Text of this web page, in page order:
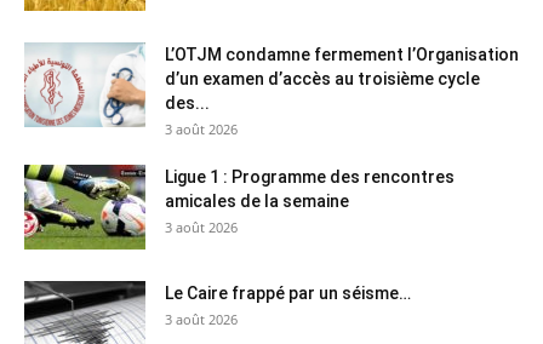
L’OTJM condamne fermement l’Organisation
d’un examen d’accès au troisième cycle
des...
3 août 2026
Ligue 1 : Programme des rencontres
amicales de la semaine
3 août 2026
Le Caire frappé par un séisme…
3 août 2026